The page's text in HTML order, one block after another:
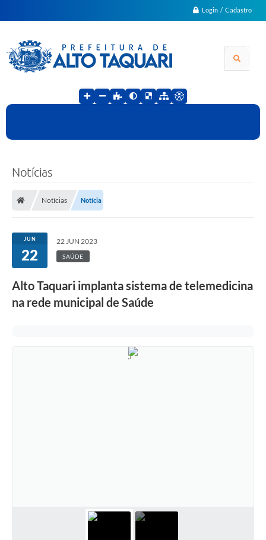
Login / Cadastro
Notícias
Notícias Notícia
JUN
22
22 JUN 2023
SAÚDE
Alto Taquari implanta sistema de telemedicina
na rede municipal de Saúde